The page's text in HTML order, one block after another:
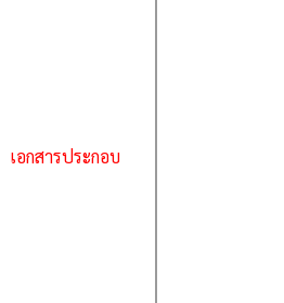
เอกสารประกอบ